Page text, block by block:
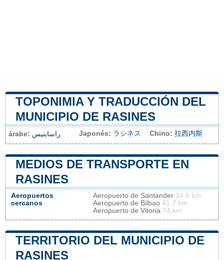
TOPONIMIA Y TRADUCCIÓN DEL
MUNICIPIO DE RASINES
árabe: راساينيس Japonés: ラシネス Chino: 拉西内斯
MEDIOS DE TRANSPORTE EN
RASINES
Aeropuertos
cercanos
Aeropuerto de Santander 34.6 km
Aeropuerto de Bilbao 41.7 km
Aeropuerto de Vitoria 74 km
TERRITORIO DEL MUNICIPIO DE
RASINES